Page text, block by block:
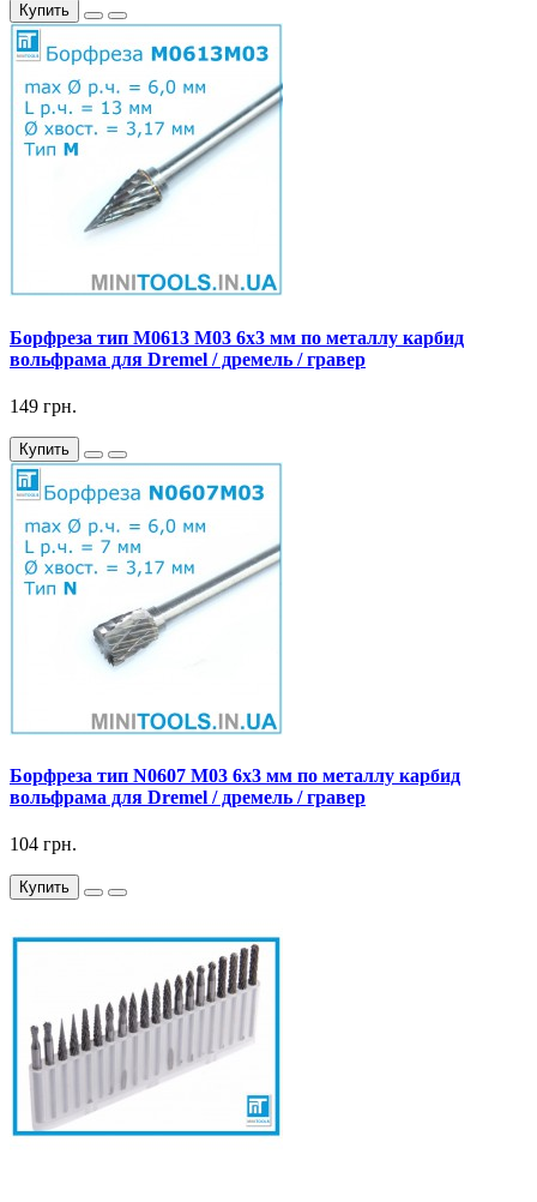
Купить
Борфреза тип M0613 M03 6x3 мм по металлу карбид
вольфрама для Dremel / дремель / гравер
149 грн.
Купить
Борфреза тип N0607 M03 6x3 мм по металлу карбид
вольфрама для Dremel / дремель / гравер
104 грн.
Купить